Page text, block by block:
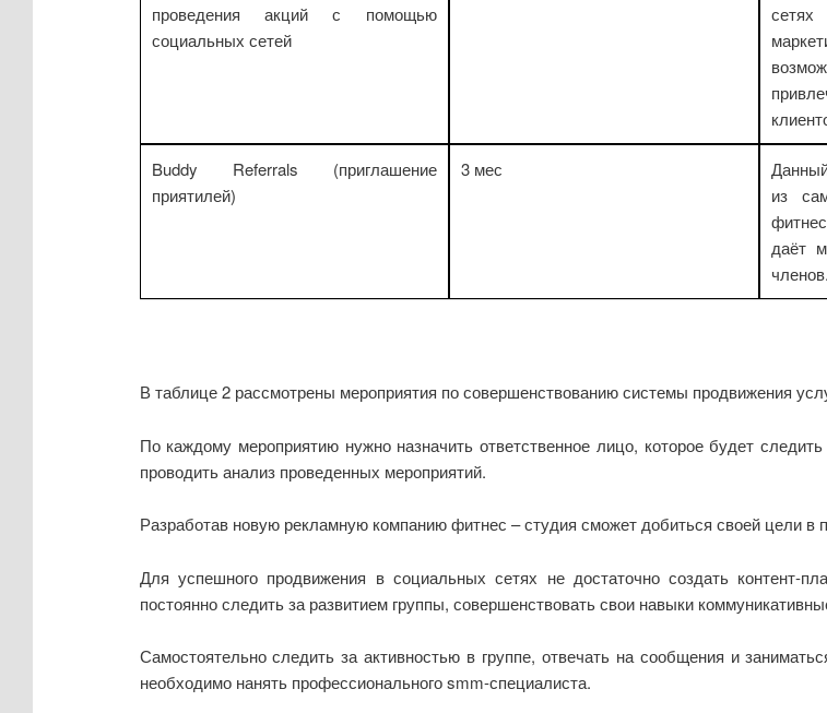
проведения акций с помощью
социальных сетей
Buddy Referrals (приглашение
приятилей)
3 мес
из
даёт
членов.
В таблице 2 рассмотрены мероприятия по совершенствованию системы продвижения
По каждому мероприятию нужно назначить ответственное лицо, которое будет
проводить анализ проведенных мероприятий.
Разработав новую рекламную компанию фитнес – студия сможет добиться своей цели в
Для успешного продвижения в социальных сетях не достаточно создать контент-
постоянно следить за развитием группы, совершенствовать свои навыки
Самостоятельно следить за активностью в группе, отвечать на сообщения и
необходимо нанять профессионального smm-специалиста.